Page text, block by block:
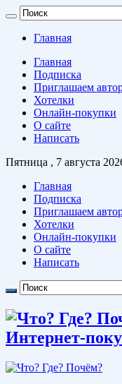
Главная
Главная
Подписка
Приглашаем
Хотелки
Онлайн-покупки
О сайте
Написать
Пятница , 7 августа
Главная
Подписка
Приглашаем
Хотелки
Онлайн-покупки
О сайте
Написать
Интернет-